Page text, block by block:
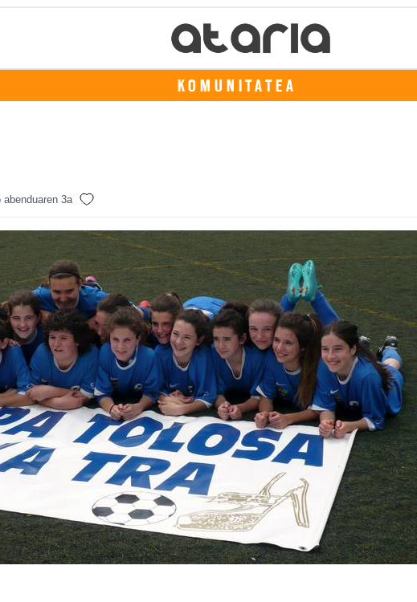
KOMUNITATEA
abenduaren 3a